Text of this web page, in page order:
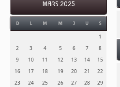
MARS 2025
D L M M J V S
1
2
3 4 5 6 7
8
9
10 11 12 13 14
15
16
17 18 19 20 21
22
23
24 25 26 27 28
29